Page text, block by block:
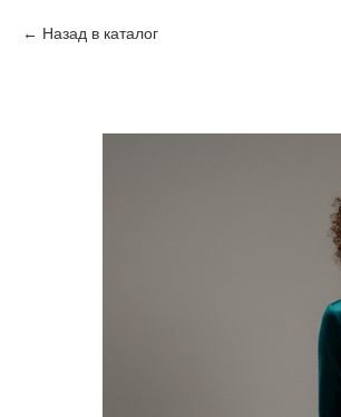
Назад в каталог